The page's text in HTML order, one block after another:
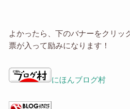
よかったら、下のバナーをクリッ
票が入って励みになります！
にほんブログ村